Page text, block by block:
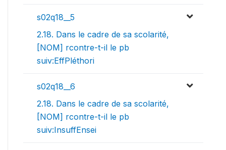
s02q18__5
2.18. Dans le cadre de sa scolarité,
[NOM] rcontre-t-il le pb
suiv:EffPléthori
s02q18__6
2.18. Dans le cadre de sa scolarité,
[NOM] rcontre-t-il le pb
suiv:InsuffEnsei